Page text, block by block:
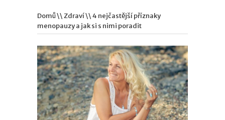
Domů\\Zdraví\\ 4 nejčastější příznaky
menopauzy a jak si s nimi poradit